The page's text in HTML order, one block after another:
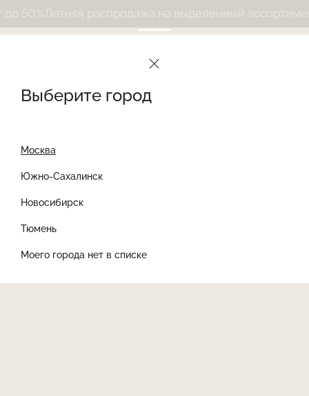
Выберите город
Москва
Южно-Сахалинск
Новосибирск
Тюмень
Моего города нет в списке
50%Летняя распродажа на выделенный ассортимент